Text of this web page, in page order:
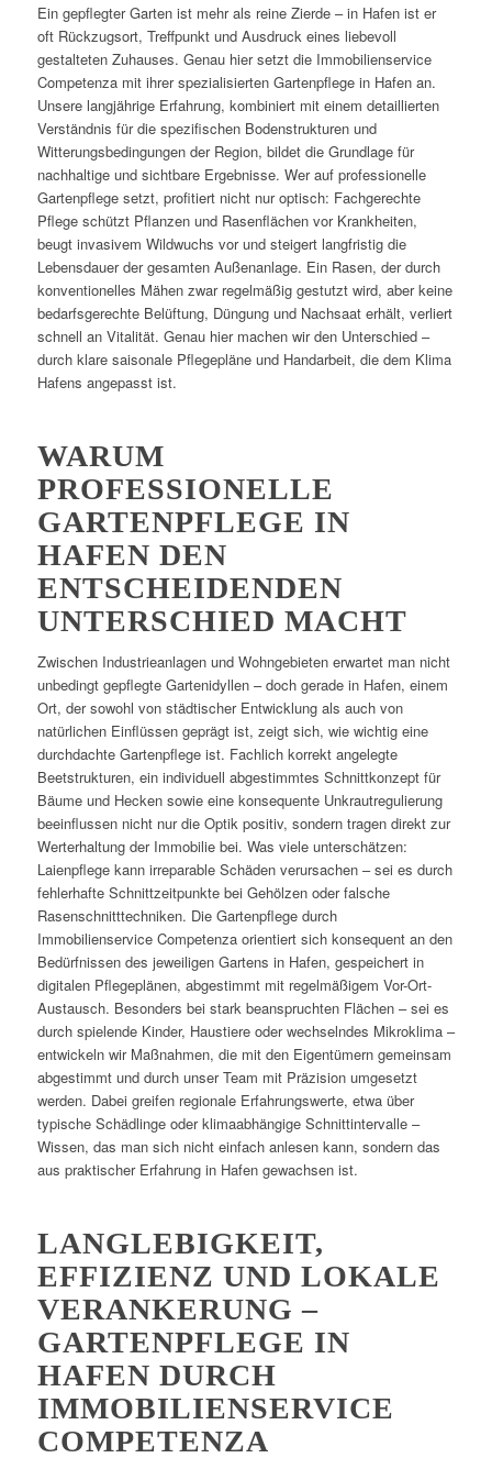
Ein gepflegter Garten ist mehr als reine Zierde – in Hafen ist er
oft Rückzugsort, Treffpunkt und Ausdruck eines liebevoll
gestalteten Zuhauses. Genau hier setzt die Immobilienservice
Competenza mit ihrer spezialisierten Gartenpflege in Hafen an.
Unsere langjährige Erfahrung, kombiniert mit einem detaillierten
Verständnis für die spezifischen Bodenstrukturen und
Witterungsbedingungen der Region, bildet die Grundlage für
nachhaltige und sichtbare Ergebnisse. Wer auf professionelle
Gartenpflege setzt, profitiert nicht nur optisch: Fachgerechte
Pflege schützt Pflanzen und Rasenflächen vor Krankheiten,
beugt invasivem Wildwuchs vor und steigert langfristig die
Lebensdauer der gesamten Außenanlage. Ein Rasen, der durch
konventionelles Mähen zwar regelmäßig gestutzt wird, aber keine
bedarfsgerechte Belüftung, Düngung und Nachsaat erhält, verliert
schnell an Vitalität. Genau hier machen wir den Unterschied –
durch klare saisonale Pflegepläne und Handarbeit, die dem Klima
Hafens angepasst ist.
WARUM
PROFESSIONELLE
GARTENPFLEGE IN
HAFEN DEN
ENTSCHEIDENDEN
UNTERSCHIED MACHT
Zwischen Industrieanlagen und Wohngebieten erwartet man nicht
unbedingt gepflegte Gartenidyllen – doch gerade in Hafen, einem
Ort, der sowohl von städtischer Entwicklung als auch von
natürlichen Einflüssen geprägt ist, zeigt sich, wie wichtig eine
durchdachte Gartenpflege ist. Fachlich korrekt angelegte
Beetstrukturen, ein individuell abgestimmtes Schnittkonzept für
Bäume und Hecken sowie eine konsequente Unkrautregulierung
beeinflussen nicht nur die Optik positiv, sondern tragen direkt zur
Werterhaltung der Immobilie bei. Was viele unterschätzen:
Laienpflege kann irreparable Schäden verursachen – sei es durch
fehlerhafte Schnittzeitpunkte bei Gehölzen oder falsche
Rasenschnitttechniken. Die Gartenpflege durch
Immobilienservice Competenza orientiert sich konsequent an den
Bedürfnissen des jeweiligen Gartens in Hafen, gespeichert in
digitalen Pflegeplänen, abgestimmt mit regelmäßigem Vor-Ort-
Austausch. Besonders bei stark beanspruchten Flächen – sei es
durch spielende Kinder, Haustiere oder wechselndes Mikroklima –
entwickeln wir Maßnahmen, die mit den Eigentümern gemeinsam
abgestimmt und durch unser Team mit Präzision umgesetzt
werden. Dabei greifen regionale Erfahrungswerte, etwa über
typische Schädlinge oder klimaabhängige Schnittintervalle –
Wissen, das man sich nicht einfach anlesen kann, sondern das
aus praktischer Erfahrung in Hafen gewachsen ist.
LANGLEBIGKEIT,
EFFIZIENZ UND LOKALE
VERANKERUNG –
GARTENPFLEGE IN
HAFEN DURCH
IMMOBILIENSERVICE
COMPETENZA